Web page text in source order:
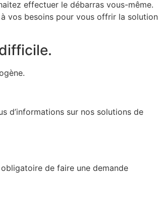
effectuer le débarras vous-même.
vos besoins pour vous offrir la solution
d’informations sur nos solutions de
de faire une demande